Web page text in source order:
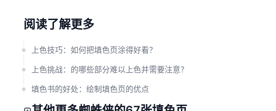
阅读了解更多
上色技巧：如何把填色页涂得好看？
上色挑战：的哪些部分难以上色并需要注意？
填色书的好处：绘制填色页的优点